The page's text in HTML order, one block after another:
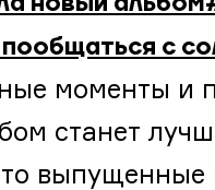
с
моменты и
станет